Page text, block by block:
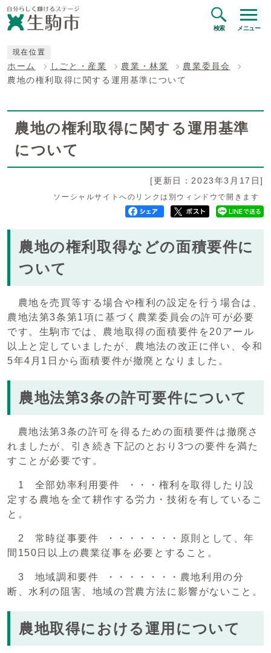
検索 メニュー
現在位置
ホーム しごと・産業 農業・林業
農業委員会
農地の権利取得に関する運用基準について
農地の権利取得に関する運用基準
について
[更新日：2023年3月17日]
ソーシャルサイトへのリンクは別ウィンドウで開きます
農地の権利取得などの面積要件に
ついて
農地を売買等する場合や権利の設定を行う場合は、
農地法第3条第1項に基づく農業委員会の許可が必要
です。生駒市では、農地取得の面積要件を20アール
以上と定していましたが、農地法の改正に伴い、令和
5年4月1日から面積要件が撤廃となりました。
農地法第3条の許可要件について
農地法第3条の許可を得るための面積要件は撤廃さ
れましたが、引き続き下記のとおり3つの要件を満た
すことが必要です。
1 全部効率利用要件 ・・・権利を取得したり設
定する農地を全て耕作する労力・技術を有しているこ
と。
2 常時従事要件 ・・・・・・・原則として、年
間150日以上の農業従事を必要とすること。
3 地域調和要件 ・・・・・・・農地利用の分
断、水利の阻害、地域の営農方法に影響がないこと。
農地取得における運用について